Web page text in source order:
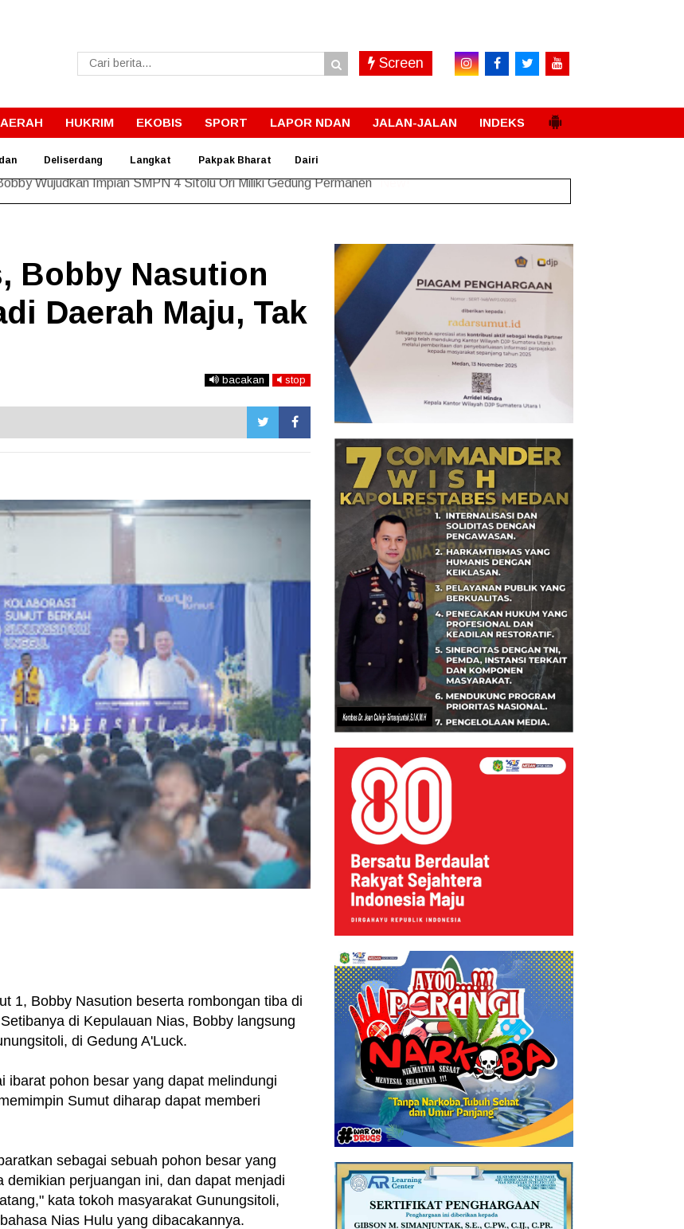
Screen
HUKRIM EKOBIS SPORT LAPOR NDAN JALAN-JALAN INDEKS
Deliserdang Langkat Pakpak Bharat Dairi
Wujudkan Impian SMPN 4 Sitolu Ori Miliki Gedung Permanen
Bobby Nasution
Daerah Maju, Tak
bacakan stop
1, Bobby Nasution beserta rombongan tiba di
di Kepulauan Nias, Bobby langsung
di Gedung A'Luck.
ibarat pohon besar yang dapat melindungi
Sumut diharap dapat memberi
sebagai sebuah pohon besar yang
perjuangan ini, dan dapat menjadi
kata tokoh masyarakat Gunungsitoli,
Nias Hulu yang dibacakannya.